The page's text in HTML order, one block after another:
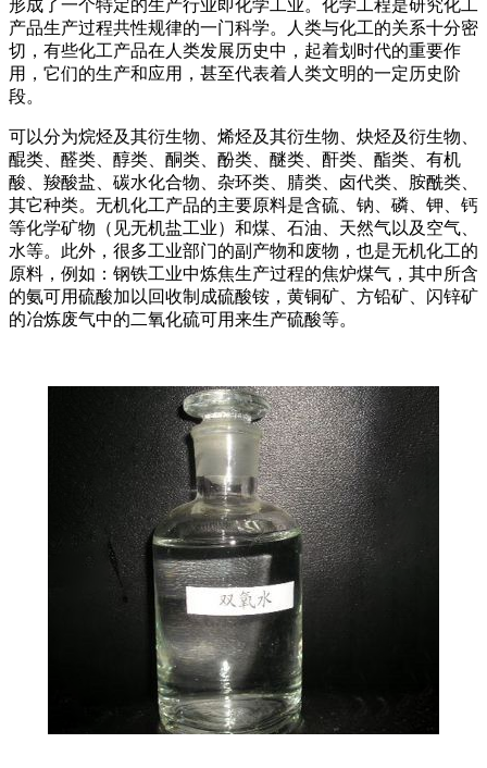
形成了一个特定的生产行业即化学工业。化学工程是研究化工
产品生产过程共性规律的一门科学。人类与化工的关系十分密
切，有些化工产品在人类发展历史中，起着划时代的重要作
用，它们的生产和应用，甚至代表着人类文明的一定历史阶
段。
可以分为烷烃及其衍生物、烯烃及其衍生物、炔烃及衍生物、
醌类、醛类、醇类、酮类、酚类、醚类、酐类、酯类、有机
酸、羧酸盐、碳水化合物、杂环类、腈类、卤代类、胺酰类、
其它种类。无机化工产品的主要原料是含硫、钠、磷、钾、钙
等化学矿物（见无机盐工业）和煤、石油、天然气以及空气、
水等。此外，很多工业部门的副产物和废物，也是无机化工的
原料，例如：钢铁工业中炼焦生产过程的焦炉煤气，其中所含
的氨可用硫酸加以回收制成硫酸铵，黄铜矿、方铅矿、闪锌矿
的冶炼废气中的二氧化硫可用来生产硫酸等。